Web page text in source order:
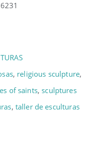
, religious sculpture,
of saints,sculptures
, taller de esculturas